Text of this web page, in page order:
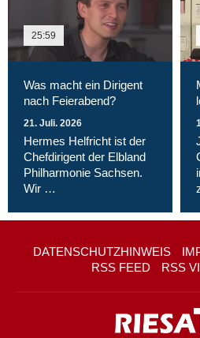
25:59
Was macht ein Dirigent
nach Feierabend?
21. Juli. 2026
Hermes Helfricht ist der
Chefdirigent der Elbland
Philharmonie Sachsen.
Wir …
DATENSCHUTZHINWEIS
RSS FEED
RSS